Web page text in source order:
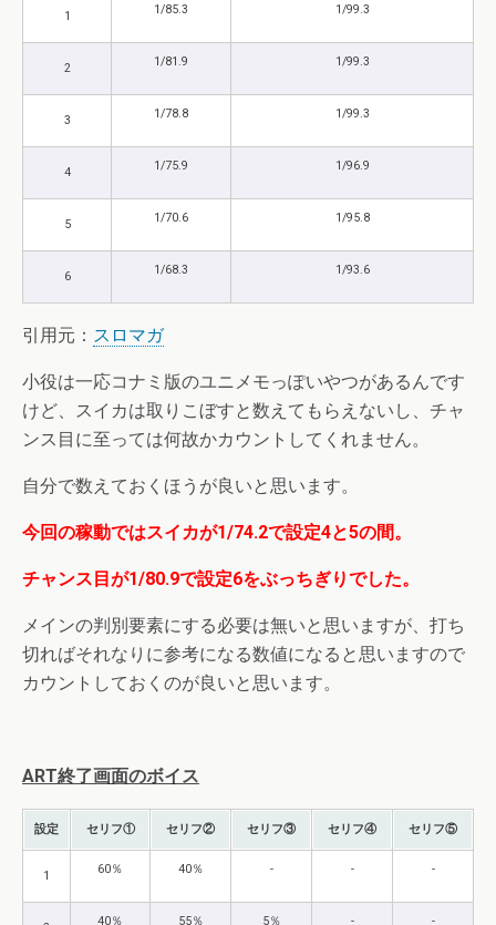
1 1/85.3 1/99.3
2 1/81.9 1/99.3
3 1/78.8 1/99.3
4 1/75.9 1/96.9
5 1/70.6 1/95.8
6 1/68.3 1/93.6
引用元： スロマガ
小役は一応コナミ版のユニメモっぽいやつがあるんです
けど、スイカは取りこぼすと数えてもらえないし、チャ
ンス目に至っては何故かカウントしてくれません。
自分で数えておくほうが良いと思います。
今回の稼動ではスイカが1/74.2で設定4と5の間。
チャンス目が1/80.9で設定6をぶっちぎりでした。
メインの判別要素にする必要は無いと思いますが、打ち
切ればそれなりに参考になる数値になると思いますので
カウントしておくのが良いと思います。
ART終了画面のボイス
設定 セリフ① セリフ② セリフ③ セリフ④ セリフ⑤
1 60％ 40％ - - -
40％ 55％ 5％ - -